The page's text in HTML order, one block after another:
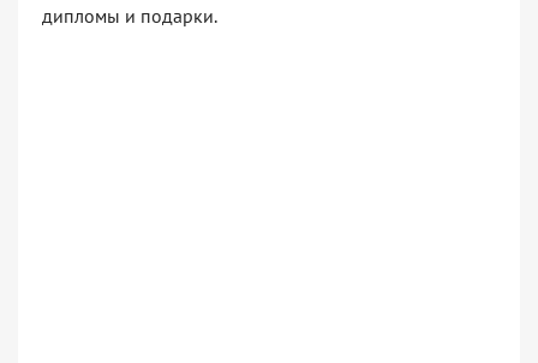
дипломы и подарки.